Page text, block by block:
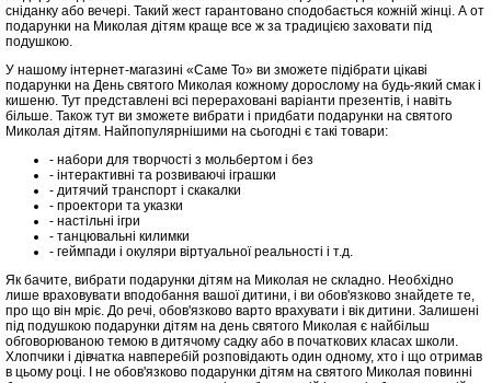
сніданку або вечері. Такий жест гарантовано сподобається кожній жінці. А от
подарунки на Миколая дітям краще все ж за традицією заховати під
подушкою.
У нашому інтернет-магазині «Саме То» ви зможете підібрати цікаві
подарунки на День святого Миколая кожному дорослому на будь-який смак і
кишеню. Тут представлені всі перераховані варіанти презентів, і навіть
більше. Також тут ви зможете вибрати і придбати подарунки на святого
Миколая дітям. Найпопулярнішими на сьогодні є такі товари:
- набори для творчості з мольбертом і без
- інтерактивні та розвиваючі іграшки
- дитячий транспорт і скакалки
- проектори та указки
- настільні ігри
- танцювальні килимки
- геймпади і окуляри віртуальної реальності і т.д.
Як бачите, вибрати подарунки дітям на Миколая не складно. Необхідно
лише враховувати вподобання вашої дитини, і ви обов'язково знайдете те,
про що він мріє. До речі, обов'язково варто врахувати і вік дитини. Залишені
під подушкою подарунки дітям на день святого Миколая є найбільш
обговорюваною темою в дитячому садку або в початкових класах школи.
Хлопчики і дівчатка навперебій розповідають один одному, хто і що отримав
в цьому році. І не обов'язково подарунки дітям на святого Миколая повинні